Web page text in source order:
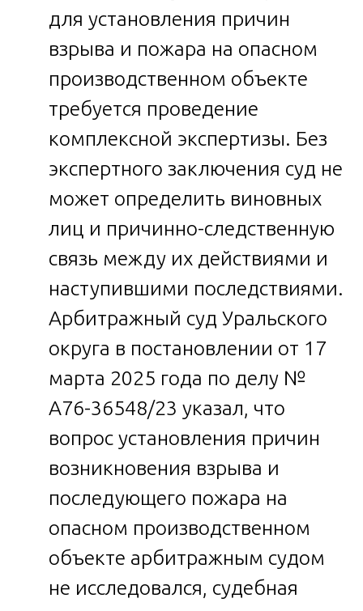
для установления причин
взрыва и пожара на опасном
производственном объекте
требуется проведение
комплексной экспертизы. Без
экспертного заключения суд не
может определить виновных
лиц и причинно-следственную
связь между их действиями и
наступившими последствиями.
Арбитражный суд Уральского
округа в постановлении от 17
марта 2025 года по делу №
А76-36548/23 указал, что
вопрос установления причин
возникновения взрыва и
последующего пожара на
опасном производственном
объекте арбитражным судом
не исследовался, судебная